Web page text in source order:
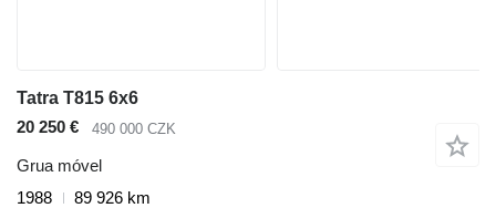
Tatra T815 6x6
20 250 €
490 000 CZK
Grua móvel
1988
89 926 km